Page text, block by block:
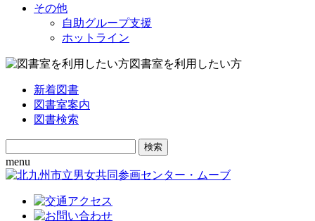
その他
自助グループ支援
ホットライン
図書室を利用したい方
新着図書
図書室案内
図書検索
Search
for:
menu